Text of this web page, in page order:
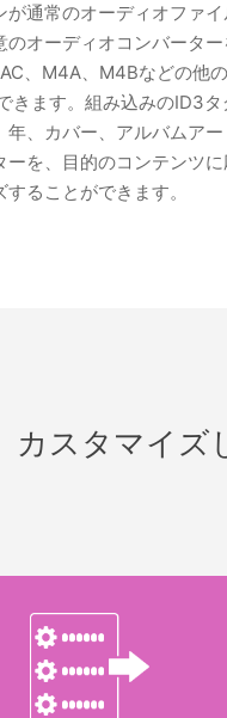
が通常のオーディオファ
オーディオコンバーター
、M4A、M4Bなどの他
きます。組み込みのID3タ
年、カバー、アルバムア
ーを、目的のコンテンツ
ることができます。
カスタマイズ